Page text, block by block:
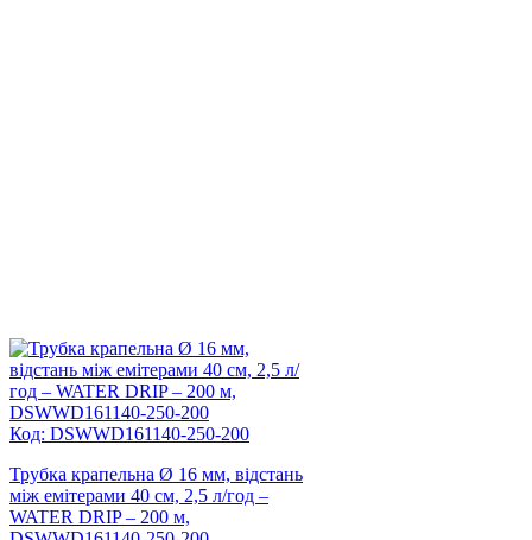
Код: DSWWD161140-250-200
Трубка крапельна Ø 16 мм, відстань
між емітерами 40 см, 2,5 л/год –
WATER DRIP – 200 м,